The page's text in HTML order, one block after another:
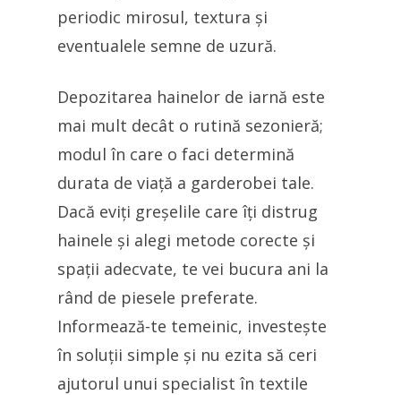
periodic mirosul, textura și
eventualele semne de uzură.
Depozitarea hainelor de iarnă este
mai mult decât o rutină sezonieră;
modul în care o faci determină
durata de viață a garderobei tale.
Dacă eviți greșelile care îți distrug
hainele și alegi metode corecte și
spații adecvate, te vei bucura ani la
rând de piesele preferate.
Informează-te temeinic, investește
în soluții simple și nu ezita să ceri
ajutorul unui specialist în textile